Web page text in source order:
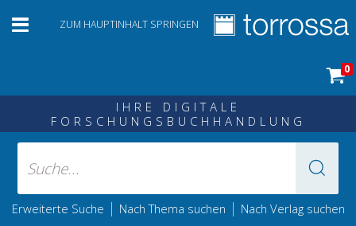
ZUM HAUPTINHALT SPRINGEN
0
IHRE DIGITALE
FORSCHUNGSBUCHHANDLUNG
Erweiterte Suche | Nach Thema suchen | Nach Verlag suchen